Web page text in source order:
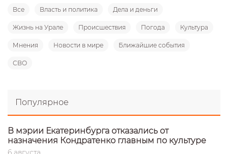
Все Власть и политика Дела и деньги
Жизнь на Урале Происшествия Погода Культура
Мнения Новости в мире Ближайшие события
СВО
Популярное
В мэрии Екатеринбурга отказались от
назначения Кондратенко главным по культуре